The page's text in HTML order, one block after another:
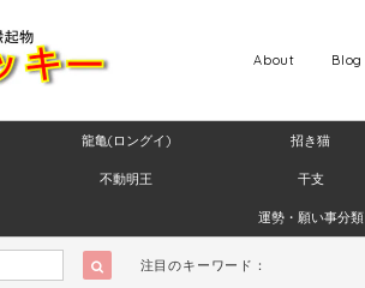
Blog
About
龍亀(ロングイ) 招き猫
不動明王 干支
運勢・願い事分類
注目のキーワード：